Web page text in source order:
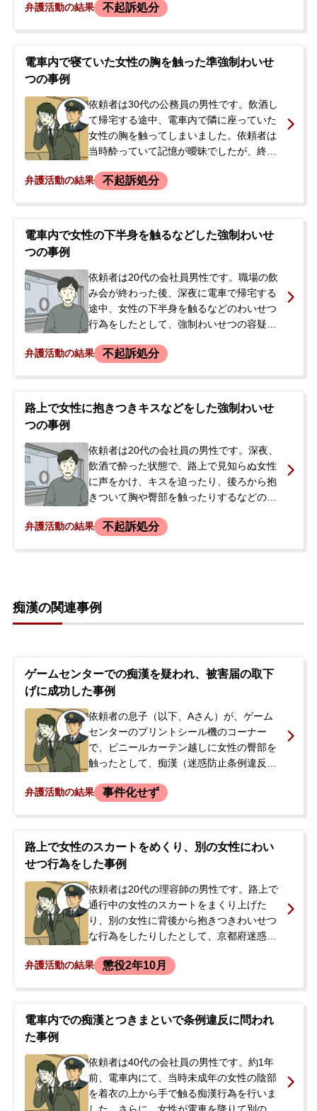
口に指を入れて舌を撫で回し、さらに着衣
両親が当事者の逮捕を知り、警察署に問い
合わせても情報を得られなかったことか
依頼に至りました。本人は警察の取調べに
対し、口に指を入れたことは認める一方、
胸を触ったことについては肩を叩いたかも
しれないと曖昧な認識でした。
弁護活動の結果 不起訴処分
電車内で寝ていた女性の胸を触った準強制わいせ
つの事例
依頼者は30代の公務員の男性です。飲酒し
て帰宅する途中、電車内で隣に座っていた
女性の胸を触ってしまいました。依頼者は
当時酔っていて記憶が曖昧でしたが、終着
ようとしたところ、他の乗客に取り押さえ
の日のうちに帰宅を許され在宅事件として
捜査が進むことになりました。依頼者は公
職場に知られたりして職を失うことを非常
に恐れており、示談による早期解決を希望
して当事務所に相談されました。
弁護活動の結果 不起訴処分
電車内で女性の下半身を触るなどした強制わいせ
つの事例
依頼者は20代の会社員男性です。職場の飲
み会が終わった後、深夜に電車で帰宅する
途中、女性の下半身を触るなどのわいせつ
行為をしたとして、強制わいせつの容疑で
が取れなくなったことを心配したご両親が
ました。今後の手続きや処分への不安か
ら、当事務所にご相談され、即日依頼とな
弁護活動の結果 不起訴処分
路上で女性に抱きつきキスなどをした強制わいせ
つの事例
依頼者は20代の会社員の男性です。深夜、
飲酒で酔った状態で、路上で見知らぬ女性
に声をかけ、キスを迫ったり、後ろから抱
きついて胸や臀部を触ったりするなどのわ
強制わいせつの容疑で逮捕されました。当
会社に知られることを避けたいとの思いか
ら、当事務所にご相談され、即日依頼とな
弁護活動の結果 不起訴処分
痴漢の関連事例
ゲームセンターでの痴漢を疑われ、被害届の取下
げに成功した事例
依頼者の息子（以下、Aさん）が、ゲーム
センターのプリントシール機のコーナー
で、ビニールカーテン越しに女性の臀部を
触ったとして、痴漢（迷惑防止条例違反）
察署で事情聴取を受けましたが、逮捕はさ
り、「プリントシール機のコーナー付近に
は近づいていない」と主張していました。
Aさんには盗撮や痴漢で複数の前科・前歴
があり、ご両親はAさんの主張を信じてよ
いか分からず、また執行猶予中の事件であ
ったため、今後の手続きや逮捕の可能性に
ついて不安を抱かれ、ご相談に来られまし
弁護活動の結果 事件化せず
路上で女性のスカートをめくり、別の女性にわい
せつ行為をした事例
依頼者は20代の理容師の男性です。路上で
通行中の女性のスカートをまくり上げた
り、別の女性に背後から抱きつきわいせつ
な行為をしたりしたとして、京都府迷惑行
逮捕・勾留されました。依頼者には同種の
い再犯でした。当初は否認していました
が、勾留中に犯行を認め、国選弁護人とし
弁護活動の結果 懲役2年10月
電車内での痴漢とつきまといで条例違反に問われ
た事例
依頼者は40代の会社員の男性です。約1年
前、電車内にて、当時未成年の女性の陰部
を着衣の上から手で触る痴漢行為を行いま
した。さらに、女性が電車を降りて別の路